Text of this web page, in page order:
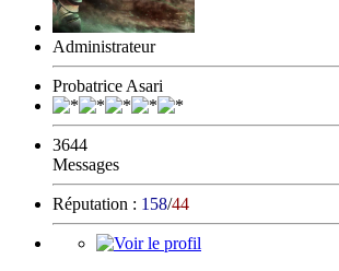
Administrateur
Probatrice Asari
3644
Messages
Réputation : 158/44